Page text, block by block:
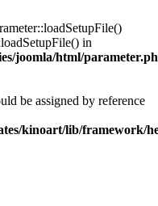
in
joomla/html/
be assigned by reference
kinoart/lib/framework/